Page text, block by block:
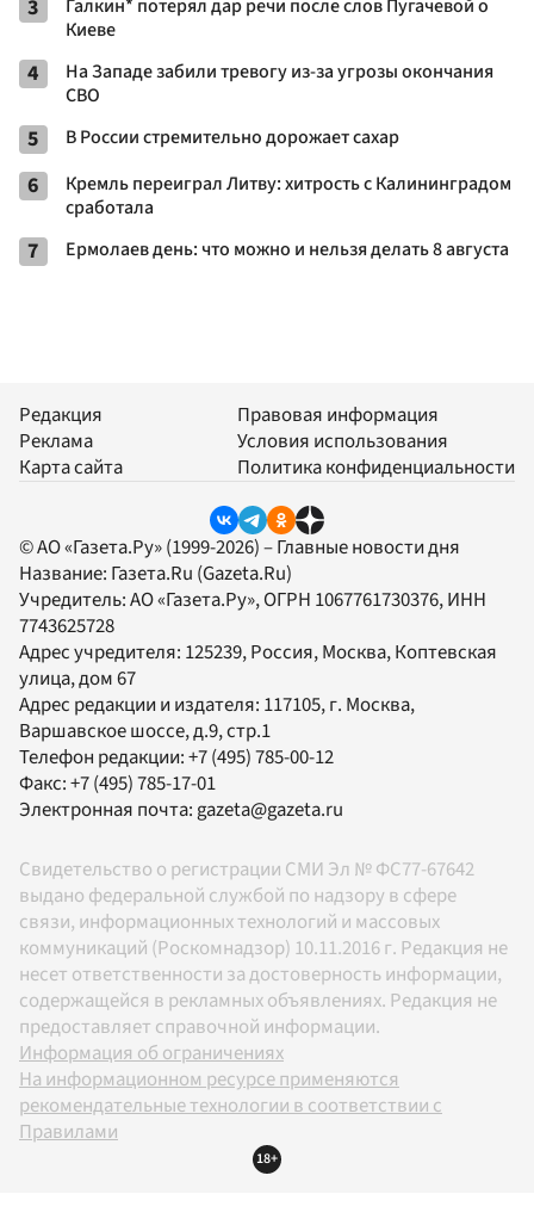
3
Галкин* потерял дар речи после слов Пугачевой о
Киеве
4
На Западе забили тревогу из-за угрозы окончания
СВО
5 В России стремительно дорожает сахар
6
Кремль переиграл Литву: хитрость с Калининградом
сработала
7 Ермолаев день: что можно и нельзя делать 8 августа
Редакция
Реклама
Карта сайта
Правовая информация
Условия использования
Политика конфиденциальности
© АО «Газета.Ру» (1999-2026) – Главные новости дня
Название: Газета.Ru (Gazeta.Ru)
Учредитель:АО «Газета.Ру», ОГРН 1067761730376, ИНН
7743625728
Адрес учредителя: 125239, Россия, Москва, Коптевская
улица, дом 67
Адрес редакции и издателя: 117105, г. Москва,
Варшавское шоссе, д.9, стр.1
Телефон редакции:+7 (495) 785-00-12
Факс:+7 (495) 785-17-01
Электронная почта: gazeta@gazeta.ru
Свидетельство о регистрации СМИ Эл № ФС77-67642
выдано федеральной службой по надзору в сфере
связи, информационных технологий и массовых
коммуникаций (Роскомнадзор) 10.11.2016 г. Редакция не
несет ответственности за достоверность информации,
содержащейся в рекламных объявлениях. Редакция не
предоставляет справочной информации.
Информация об ограничениях
На информационном ресурсе применяются
рекомендательные технологии в соответствии с
Правилами
18+